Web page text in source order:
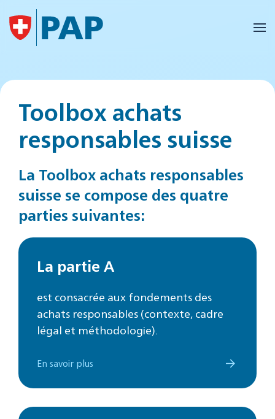
Accéder au contenu principal
Toolbox achats
responsables suisse
La Toolbox achats responsables
suisse se compose des quatre
parties suivantes:
La partie A
est consacrée aux fondements des
achats responsables (contexte, cadre
légal et méthodologie).
En savoir plus